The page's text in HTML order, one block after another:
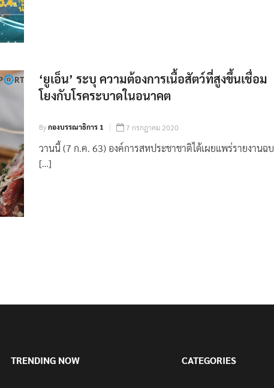
‘ยูเอ็น’ ระบุ ความต้องการเนื้อสัตว์ที่สูงขึ้นเชื่อม
โยงกับโรคระบาดในอนาคต
Byกองบรรณาธิการ 1 7 กรกฎาคม 2020
วานนี้ (7 ก.ค. 63) องค์การสหประชาชาติได้เผยแพร่รายงานฉบ
[…]
TRENDING NOW CATEGORIES